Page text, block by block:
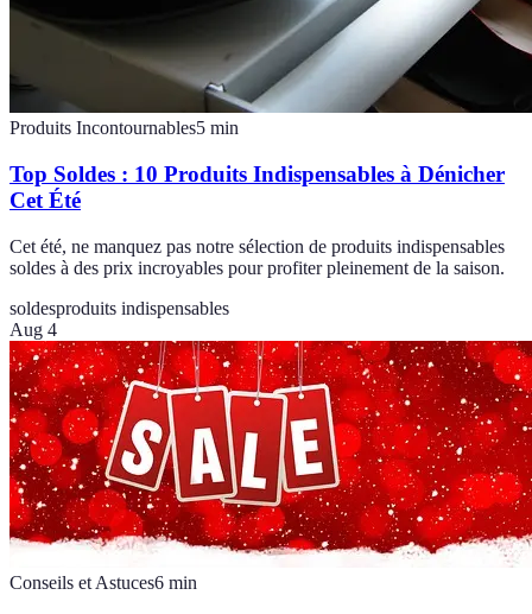
Produits Incontournables5 min
Top Soldes : 10 Produits Indispensables à Dénicher
Cet Été
Cet été, ne manquez pas notre sélection de produits indispensables
soldes à des prix incroyables pour profiter pleinement de la saison.
soldesproduits indispensables
Aug 4
Conseils et Astuces6 min